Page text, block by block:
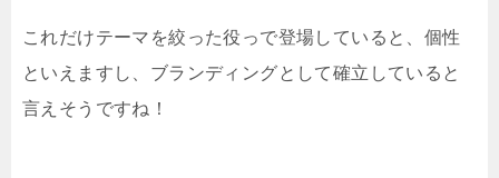
これだけテーマを絞った役っで登場していると、個性
といえますし、ブランディングとして確立していると
言えそうですね！